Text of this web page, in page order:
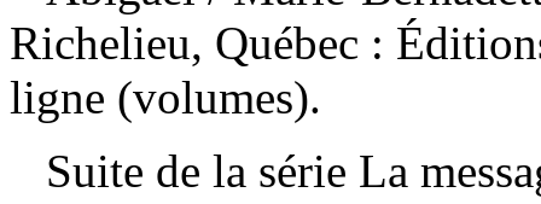
Richelieu, Québec :
ligne (volumes).
Suite de la série La